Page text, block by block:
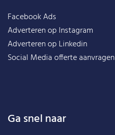
Facebook Ads
Adverteren op Instagram
Adverteren op Linkedin
Social Media offerte aanvragen
Ga snel naar